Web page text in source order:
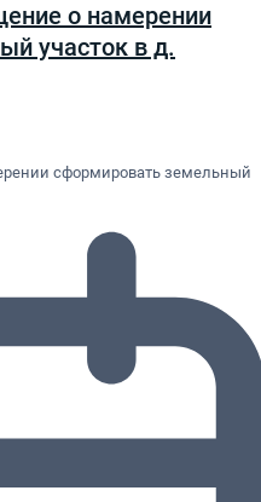
о намерении
участок в д.
сформировать земельный